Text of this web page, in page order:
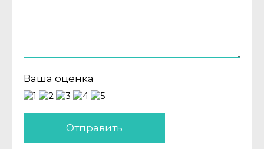
Ваша оценка
Отправить